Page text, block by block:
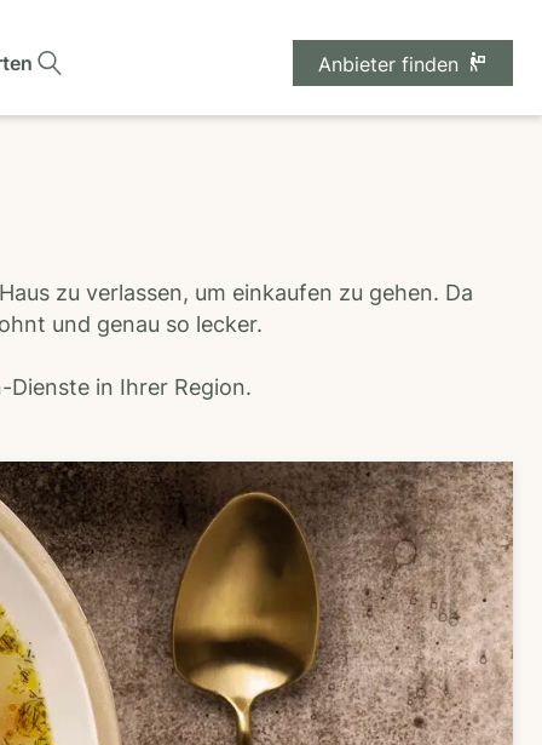
Anbieter finden
zu verlassen, um einkaufen zu gehen. Da
und genau so lecker.
Dienste in Ihrer Region.